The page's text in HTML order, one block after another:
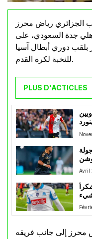
الجزائري رياض محرز
جدة السعودي، على
بلقب دوري أبطال آسيا
للنخبة لكرة القدم.
PLUS D'ACTICLES
Avril
محرز إلى جانب فريقه